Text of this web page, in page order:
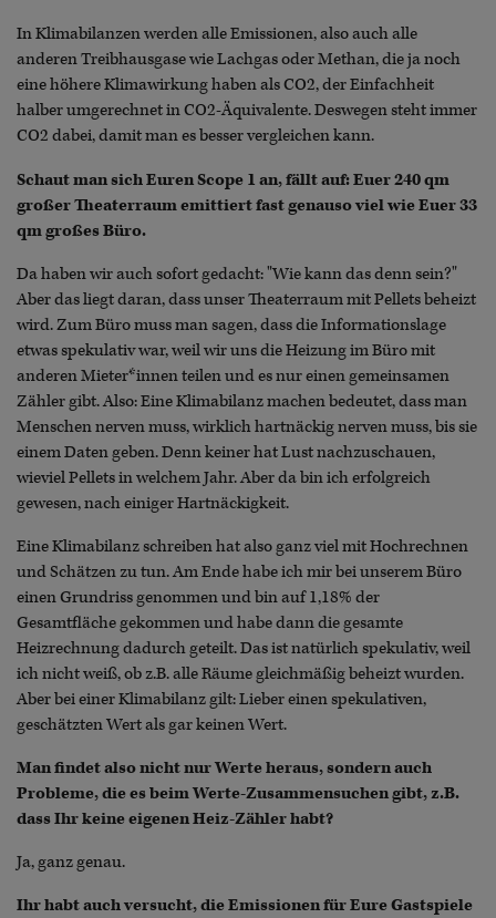
In Klimabilanzen werden alle Emissionen, also auch alle
anderen Treibhausgase wie Lachgas oder Methan, die ja noch
eine höhere Klimawirkung haben als CO2, der Einfachheit
halber umgerechnet in CO2-Äquivalente. Deswegen steht immer
CO2 dabei, damit man es besser vergleichen kann.
Schaut man sich Euren Scope 1 an, fällt auf: Euer 240 qm
großer Theaterraum emittiert fast genauso viel wie Euer 33
qm großes Büro.
Da haben wir auch sofort gedacht: "Wie kann das denn sein?"
Aber das liegt daran, dass unser Theaterraum mit Pellets beheizt
wird. Zum Büro muss man sagen, dass die Informationslage
etwas spekulativ war, weil wir uns die Heizung im Büro mit
anderen Mieter*innen teilen und es nur einen gemeinsamen
Zähler gibt. Also: Eine Klimabilanz machen bedeutet, dass man
Menschen nerven muss, wirklich hartnäckig nerven muss, bis sie
einem Daten geben. Denn keiner hat Lust nachzuschauen,
wieviel Pellets in welchem Jahr. Aber da bin ich erfolgreich
gewesen, nach einiger Hartnäckigkeit.
Eine Klimabilanz schreiben hat also ganz viel mit Hochrechnen
und Schätzen zu tun. Am Ende habe ich mir bei unserem Büro
einen Grundriss genommen und bin auf 1,18% der
Gesamtfläche gekommen und habe dann die gesamte
Heizrechnung dadurch geteilt. Das ist natürlich spekulativ, weil
ich nicht weiß, ob z.B. alle Räume gleichmäßig beheizt wurden.
Aber bei einer Klimabilanz gilt: Lieber einen spekulativen,
geschätzten Wert als gar keinen Wert.
Man findet also nicht nur Werte heraus, sondern auch
Probleme, die es beim Werte-Zusammensuchen gibt, z.B.
dass Ihr keine eigenen Heiz-Zähler habt?
Ja, ganz genau.
Ihr habt auch versucht, die Emissionen für Eure Gastspiele